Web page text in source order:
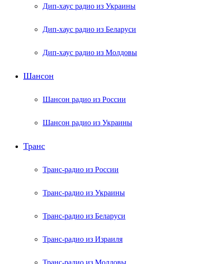
Дип-хаус радио из Украины
Дип-хаус радио из Беларуси
Дип-хаус радио из Молдовы
Шансон
Шансон радио из России
Шансон радио из Украины
Транс
Транс-радио из России
Транс-радио из Украины
Транс-радио из Беларуси
Транс-радио из Израиля
Транс-радио из Молдовы